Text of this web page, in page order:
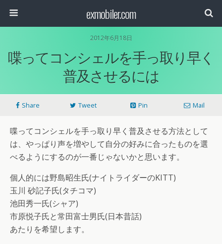
exmobiler.com
2012年6月18日
喋ってコンシェルを手っ取り早く
普及させるには
Share Tweet Pin Mail
喋ってコンシェルを手っ取り早く普及させる方法として
は、やっぱり声を増やして自分の好みに合ったものを選
べるようにするのが一番じゃないかと思います。
個人的には野島昭生氏(ナイトライダーのKITT)
玉川 砂記子氏(タチコマ)
池田秀一氏(シャア)
市原悦子氏と常田富士男氏(日本昔話)
あたりを希望します。